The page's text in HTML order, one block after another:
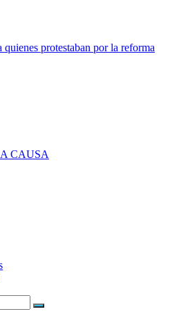
protestaban por la reforma
Buscar